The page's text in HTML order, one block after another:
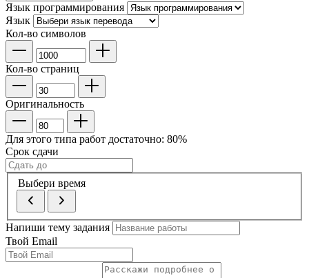
Язык программирования
Язык
Кол-во символов
Кол-во страниц
Оригинальность
Для этого типа работ достаточно: 80%
Срок сдачи
Выбери время
Напиши тему задания
Твой Email